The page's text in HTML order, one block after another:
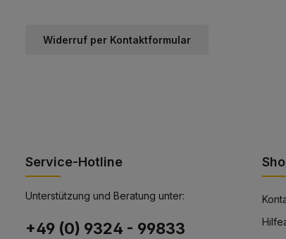
Widerruf per Kontaktformular
Service-Hotline
Unterstützung und Beratung unter:
+49 (0) 9324 - 99833